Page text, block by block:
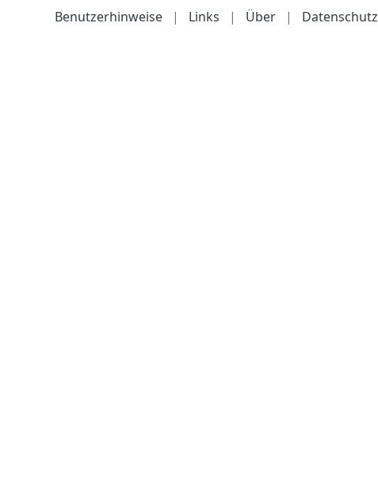
Benutzerhinweise | Links | Über | Datenschutz